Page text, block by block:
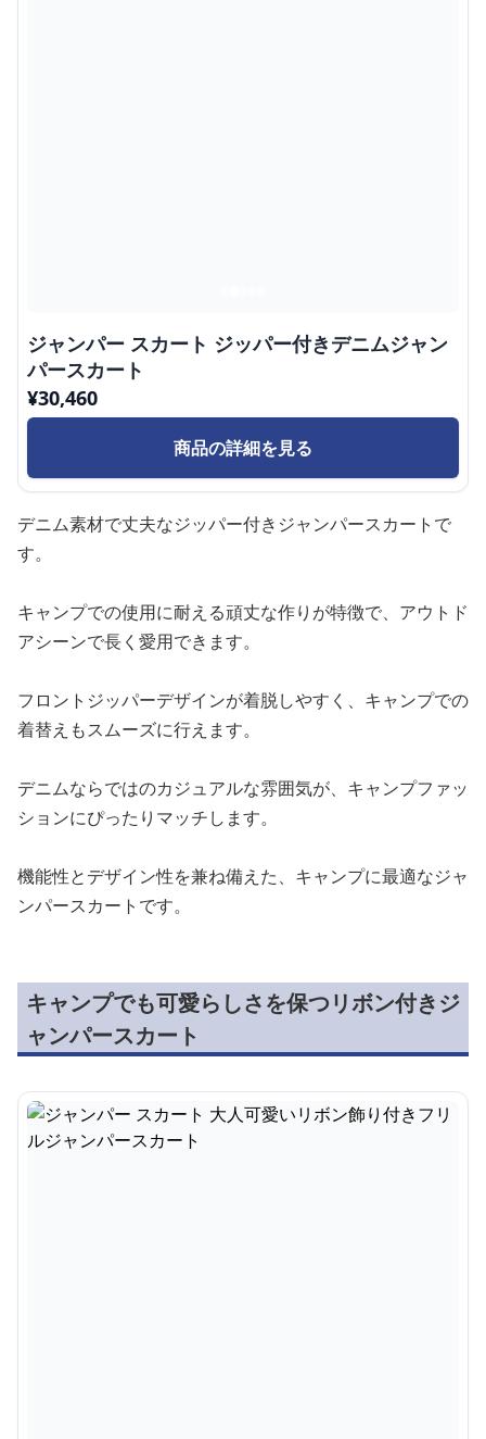
ジャンパー スカート ジッパー付きデニムジャン
パースカート
¥30,460
商品の詳細を見る
デニム素材で丈夫なジッパー付きジャンパースカートで
す。
キャンプでの使用に耐える頑丈な作りが特徴で、アウトド
アシーンで長く愛用できます。
フロントジッパーデザインが着脱しやすく、キャンプでの
着替えもスムーズに行えます。
デニムならではのカジュアルな雰囲気が、キャンプファッ
ションにぴったりマッチします。
機能性とデザイン性を兼ね備えた、キャンプに最適なジャ
ンパースカートです。
キャンプでも可愛らしさを保つリボン付きジ
ャンパースカート